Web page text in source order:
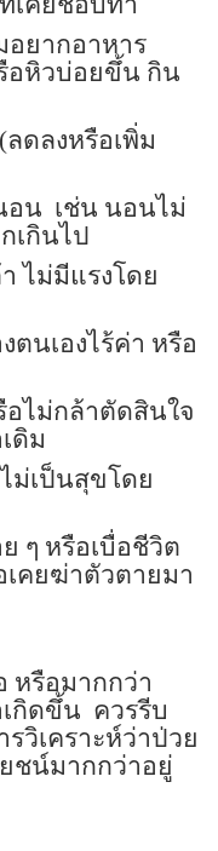
อยากอาหาร
อหิวบ่อยขึ้น กิน
ดลงหรือเพิ่ม
อน เช่น นอนไม่
เกินไป
ไม่มีแรงโดย
ตนเองไร้ค่า หรือ
อไม่กล้าตัดสินใจ
ดิม
ม่เป็นสุขโดย
ๆ หรือเบื่อชีวิต
คยฆ่าตัวตายมา
หรือมากกว่า
กิดขึ้น ควรรีบ
วิเคราะห์ว่าป่วย
ชน์มากกว่าอยู่